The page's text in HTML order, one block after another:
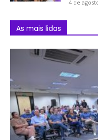
4 de
As mais lidas